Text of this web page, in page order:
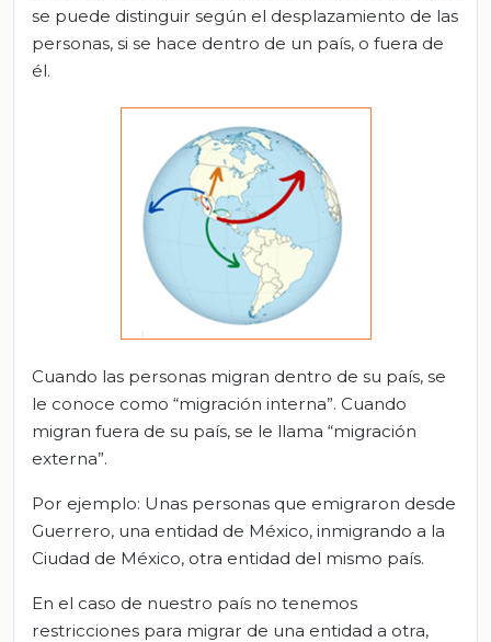
se puede distinguir según el desplazamiento de las
personas, si se hace dentro de un país, o fuera de
él.
Cuando las personas migran dentro de su país, se
le conoce como “migración interna”. Cuando
migran fuera de su país, se le llama “migración
externa”.
Por ejemplo: Unas personas que emigraron desde
Guerrero, una entidad de México, inmigrando a la
Ciudad de México, otra entidad del mismo país.
En el caso de nuestro país no tenemos
restricciones para migrar de una entidad a otra,